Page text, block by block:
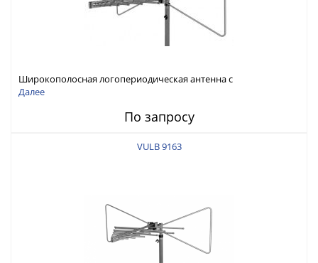
Широкополосная логопериодическая антенна с
биконическим вибратором 30 - 7000 МГц
Далее
По запросу
VULB 9163